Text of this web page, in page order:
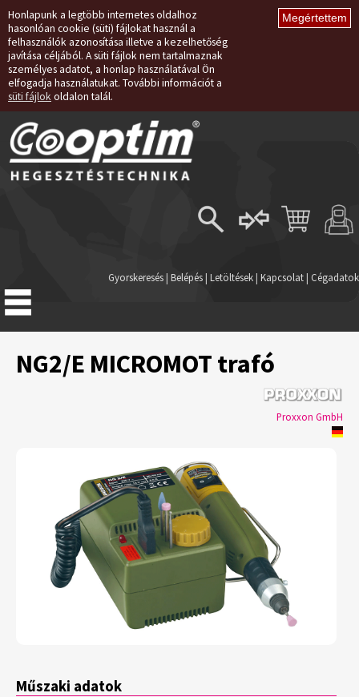
Honlapunk a legtöbb internetes oldalhoz
hasonlóan cookie (süti) fájlokat használ a
felhasználók azonosítása illetve a kezelhetőség
javítása céljából. A süti fájlok nem tartalmaznak
személyes adatot, a honlap használatával Ön
elfogadja használatukat. További információt a
süti fájlok oldalon talál.
Regisztráció
Gyorskeresés| Belépés | Letöltések | Kapcsolat | Cégadatok
NG2/E MICROMOT trafó
Proxxon GmbH
Műszaki adatok